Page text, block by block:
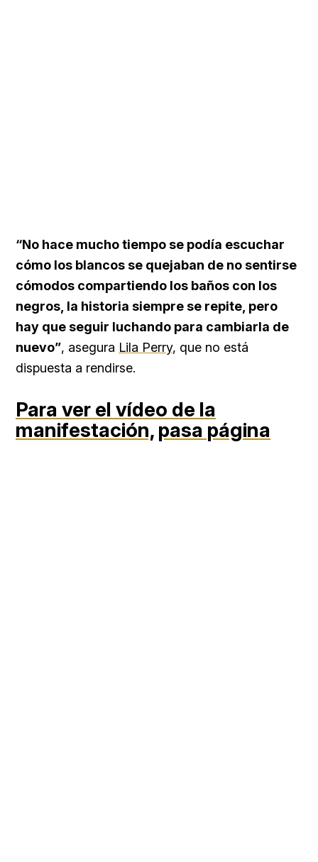
“No hace mucho tiempo se podía escuchar
cómo los blancos se quejaban de no sentirse
cómodos compartiendo los baños con los
negros, la historia siempre se repite, pero
hay que seguir luchando para cambiarla de
nuevo”, asegura Lila Perry, que no está
dispuesta a rendirse.
Para ver el vídeo de la
manifestación, pasa página